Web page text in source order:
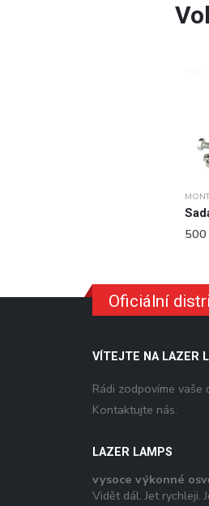
500
Oficiální
VÍTEJTE NA LAZER
Rádi zodpovíme vaše
Kontaktujte nás.
LAZER LAMPS
vysoce výkonné
Vidět dál. Jet rychleji.